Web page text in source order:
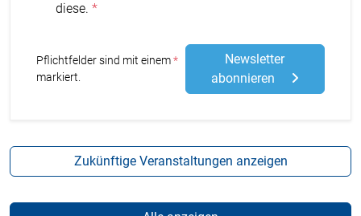
diese.
Pflichtfelder sind mit einem Stern
markiert.
Newsletter
abonnieren
Zukünftige Veranstaltungen anzeigen